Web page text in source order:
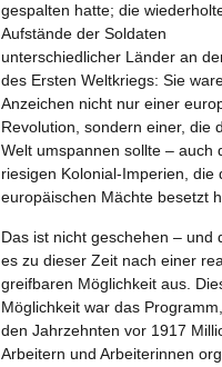
gespalten hatte; die
Aufstände der Soldaten
unterschiedlicher Länder an
des Ersten Weltkriegs: Sie
Anzeichen nicht nur einer
Revolution, sondern einer, die
Welt umspannen sollte – auch
riesigen Kolonial-Imperien, die
europäischen Mächte besetzt
Das ist nicht geschehen – und
es zu dieser Zeit nach einer
greifbaren Möglichkeit aus.
Möglichkeit war das
den Jahrzehnten vor 1917
Arbeitern und Arbeiterinnen